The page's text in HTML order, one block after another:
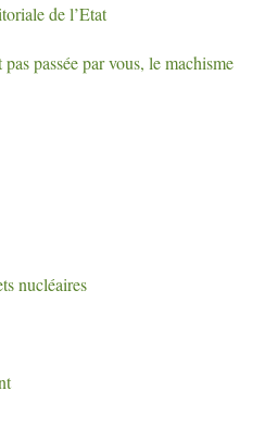
de l’Etat
passée par vous, le machisme
nucléaires